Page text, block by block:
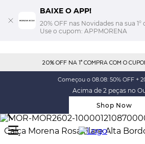
BAIXE O APP!
20% OFF nas Novidades na sua 1°
Use o cupom: APPMORENA
20% OFF NA 1° COMPRA COM O
Começou o 08.08: 50% OFF +
Acima de 2 peças no
Shop Now
Calça Morena Rosa Flare Alta